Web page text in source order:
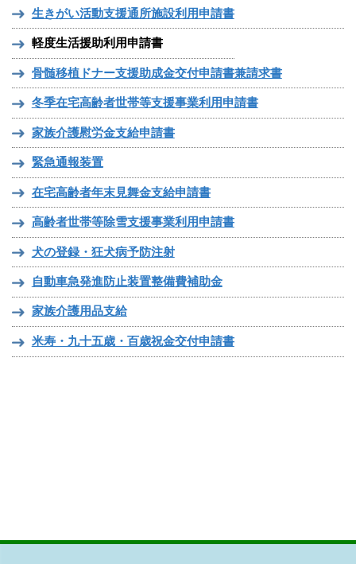
生きがい活動支援通所施設利用申請書
軽度生活援助利用申請書
骨髄移植ドナー支援助成金交付申請書兼請求書
冬季在宅高齢者世帯等支援事業利用申請書
家族介護慰労金支給申請書
緊急通報装置
在宅高齢者年末見舞金支給申請書
高齢者世帯等除雪支援事業利用申請書
犬の登録・狂犬病予防注射
自動車急発進防止装置整備費補助金
家族介護用品支給
米寿・九十五歳・百歳祝金交付申請書